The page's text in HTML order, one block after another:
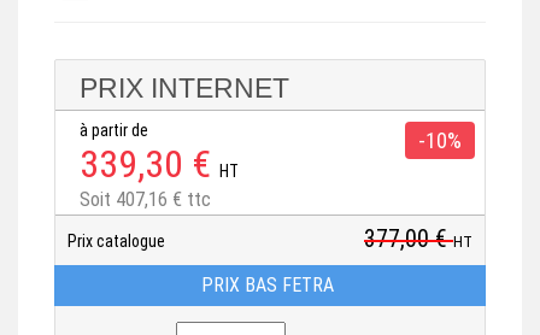
PRIX INTERNET
à partir de
339,30 € HT
Soit 407,16 € ttc
-10%
Prix catalogue 377,00 €HT
PRIX BAS FETRA